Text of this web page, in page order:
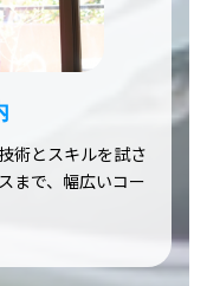
術とスキルを試さ
まで、幅広いコー